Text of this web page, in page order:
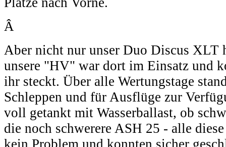
Â
Aber nicht nur unser Duo Discus XLT
unsere "HV" war dort im Einsatz und
ihr steckt. Über alle Wertungstage
Schleppen und für Ausflüge zur
voll getankt mit Wasserballast, ob
die noch schwerere ASH 25 - alle